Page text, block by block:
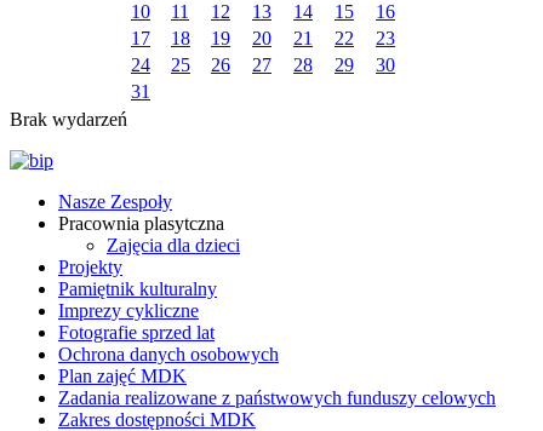
10
11 12 13 14 15
16
17
18 19 20 21 22
23
24
25 26 27 28 29
30
31
Brak wydarzeń
Nasze Zespoły
Pracownia plasytczna
Zajęcia dla dzieci
Projekty
Pamiętnik kulturalny
Imprezy cykliczne
Fotografie sprzed lat
Ochrona danych osobowych
Plan zajęć MDK
Zadania realizowane z państwowych funduszy celowych
Zakres dostępności MDK